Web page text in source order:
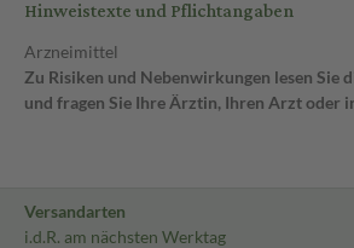
Hinweistexte und Pflichtangaben
Arzneimittel
Zu Risiken und Nebenwirkungen lesen Sie
und fragen Sie Ihre Ärztin, Ihren Arzt oder
Versandarten
i.d.R. am nächsten Werktag